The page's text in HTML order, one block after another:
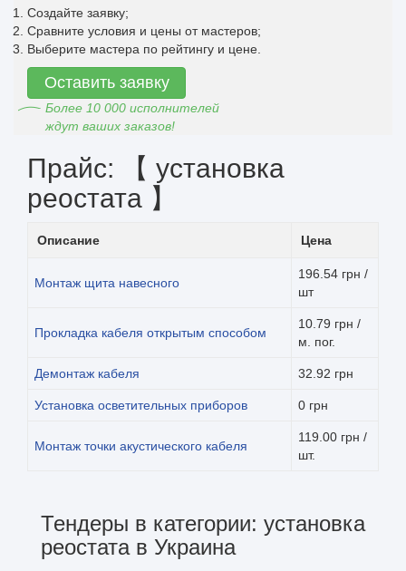
Создайте заявку;
Сравните условия и цены от мастеров;
Выберите мастера по рейтингу и цене.
Оставить заявку
Более 10 000 исполнителей
ждут ваших заказов!
Прайс: 【 установка
реостата 】
Описание Цена
Монтаж щита навесного
196.54 грн /
шт
Прокладка кабеля открытым способом
10.79 грн /
м. пог.
Демонтаж кабеля 32.92 грн
Установка осветительных приборов 0 грн
Монтаж точки акустического кабеля
119.00 грн /
шт.
Тендеры в категории: установка
реостата в Украина